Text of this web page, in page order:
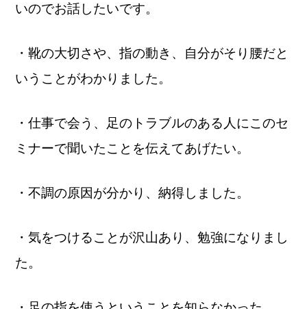
いのでお話したいです。
・靴の大切さや、指の動き、自分がそり腰だと
いうことがわかりました。
・仕事で会う、足のトラブルのある人にこのセ
ミナーで聞いたことを伝えてあげたい。
・不調の原因が分かり、納得しました。
・気をつけることが沢山あり、勉強になりまし
た。